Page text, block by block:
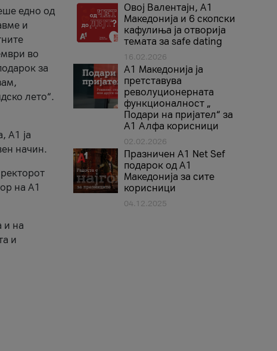
едно од
и
во
за
лето“.
A1 ја
начин.
на A1
и на
и
Овој Валентајн, A1
Македонија и 6 скопски
кафулиња ја отворија
темата за safe dating
16.02.2026
А1 Македонија ја
претставува
револуционерната
функционалност „
Подари на пријател“ за
А1 Алфа корисници
02.02.2026
Празничен A1 Net Sеf
подарок од А1
Македонија за сите
корисници
04.12.2025